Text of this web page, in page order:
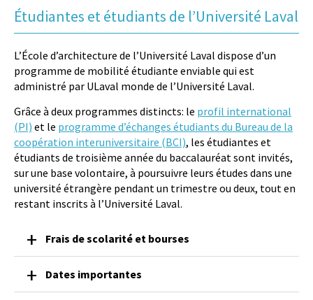
Étudiantes et étudiants de l’Université Laval
L’École d’architecture de l’Université Laval dispose d’un
programme de mobilité étudiante enviable qui est
administré par ULaval monde de l’Université Laval.
Grâce à deux programmes distincts: le profil international
(PI) et le programme d’échanges étudiants du Bureau de la
coopération interuniversitaire (BCI), les étudiantes et
étudiants de troisième année du baccalauréat sont invités,
sur une base volontaire, à poursuivre leurs études dans une
université étrangère pendant un trimestre ou deux, tout en
restant inscrits à l’Université Laval.
Frais de scolarité et bourses
Dates importantes